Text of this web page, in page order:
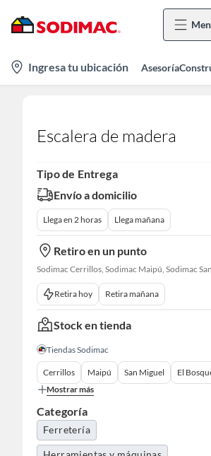
location-
icon
Ingresa tu ubicación Asesoría
Escalera de madera
Tipo de Entrega
Envío a domicilio
Llega en 2 horas Llega mañana
Retiro en un punto
Retira hoy Retira mañana
Stock en tienda
Tiendas Sodimac
Cerrillos Maipú San Miguel
El
Mostrar más
Categoría
Ferretería